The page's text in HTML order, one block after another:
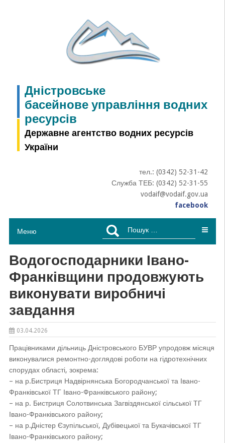
Дністровське
басейнове управління водних
ресурсів
Державне агентство водних ресурсів
України
тел.: (0342) 52-31-42
Служба ТЕБ: (0342) 52-31-55
vodaif@vodaif.gov.ua
facebook
Меню
Пошук:
Водогосподарники Івано-
Франківщини продовжують
виконувати виробничі
завдання
03.04.2026
Працівниками дільниць Дністровського БУВР упродовж місяця
виконувалися ремонтно-доглядові роботи на гідротехнічних
спорудах області, зокрема:
– на р.Бистриця Надвірнянська Богородчанської та Івано-
Франківської ТГ Івано-Франківського району;
– на р. Бистриця Солотвинська Загвіздянської сільської ТГ
Івано-Франківського району;
– на р.Дністер Єзупільської, Дубівецької та Букачівської ТГ
Івано-Франківського району;